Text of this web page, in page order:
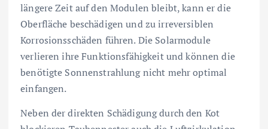
längere Zeit auf den Modulen bleibt, kann er die
Oberfläche beschädigen und zu irreversiblen
Korrosionsschäden führen. Die Solarmodule
verlieren ihre Funktionsfähigkeit und können die
benötigte Sonnenstrahlung nicht mehr optimal
einfangen.
Neben der direkten Schädigung durch den Kot